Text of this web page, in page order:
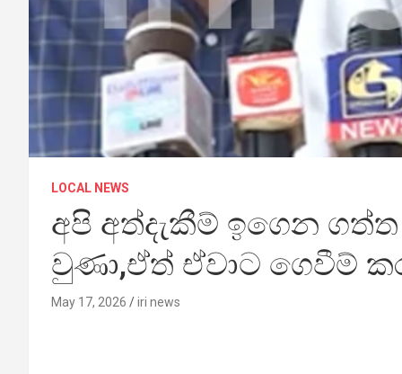
LOCAL NEWS
අපි අත්දැකීම් ඉගෙන
වුණා,ඒත් ඒවාට ගෙවීම්
May 17, 2026 iri news